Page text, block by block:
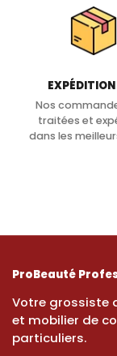
Nos
traitées et
dans les
ProBeauté
Votre grossiste
et mobilier de
particuliers.